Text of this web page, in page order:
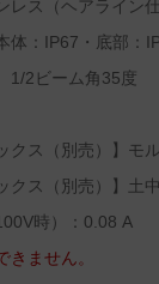
ス（ヘアライン仕
体：IP67・底部：
1/2ビーム角35度
クス（別売）】モ
クス（別売）】土
時）：0.08 A
ません。